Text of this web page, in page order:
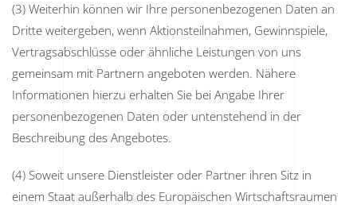
(3) Weiterhin können wir Ihre personenbezogenen Daten an
Dritte weitergeben, wenn Aktionsteilnahmen, Gewinnspiele,
Vertragsabschlüsse oder ähnliche Leistungen von uns
gemeinsam mit Partnern angeboten werden. Nähere
Informationen hierzu erhalten Sie bei Angabe Ihrer
personenbezogenen Daten oder untenstehend in der
Beschreibung des Angebotes.
(4) Soweit unsere Dienstleister oder Partner ihren Sitz in
einem Staat außerhalb des Europäischen Wirtschaftsraumen